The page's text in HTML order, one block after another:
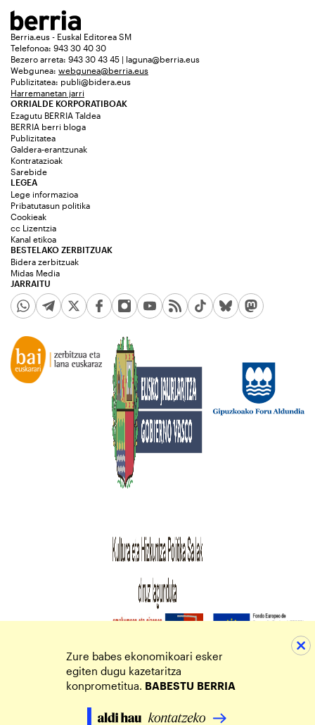
Berria.eus - Euskal Editorea SM
Telefonoa: 943 30 40 30
Bezero arreta: 943 30 43 45 | laguna@berria.eus
Webgunea: webgunea@berria.eus
Publizitatea: publi@bidera.eus
Harremanetan jarri
ORRIALDE KORPORATIBOAK
Ezagutu BERRIA Taldea
BERRIA berri bloga
Publizitatea
Galdera-erantzunak
Kontratazioak
Sarebide
JARRAITU
LEGEA
Lege informazioa
Pribatutasun politika
Cookieak
cc Lizentzia
Kanal etikoa
BESTELAKO ZERBITZUAK
Bidera zerbitzuak
Midas Media
Zure babes ekonomikoari esker
egiten dugu kazetaritza
konprometitua. BABESTU BERRIA